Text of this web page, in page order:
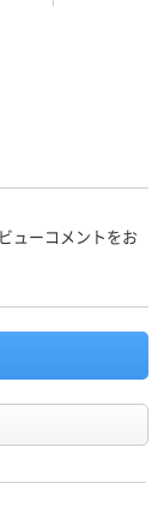
ューコメントをお